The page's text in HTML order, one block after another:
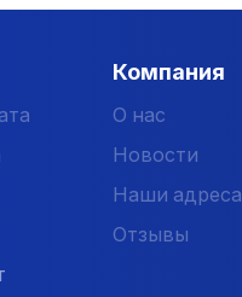
Компания
О нас
Новости
Наши адреса
Отзывы